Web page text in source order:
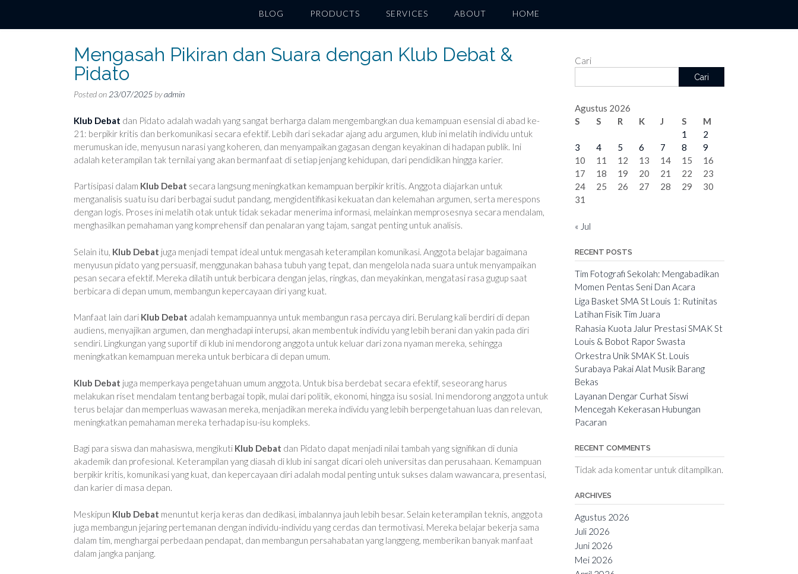
BLOG PRODUCTS SERVICES ABOUT HOME
Mengasah Pikiran dan Suara dengan Klub Debat &
Pidato
Posted on 23/07/2025 byadmin
Klub Debat dan Pidato adalah wadah yang sangat berharga dalam mengembangkan dua kemampuan esensial di abad ke-
21: berpikir kritis dan berkomunikasi secara efektif. Lebih dari sekadar ajang adu argumen, klub ini melatih individu untuk
merumuskan ide, menyusun narasi yang koheren, dan menyampaikan gagasan dengan keyakinan di hadapan publik. Ini
adalah keterampilan tak ternilai yang akan bermanfaat di setiap jenjang kehidupan, dari pendidikan hingga karier.
Partisipasi dalam Klub Debat secara langsung meningkatkan kemampuan berpikir kritis. Anggota diajarkan untuk
menganalisis suatu isu dari berbagai sudut pandang, mengidentifikasi kekuatan dan kelemahan argumen, serta merespons
dengan logis. Proses ini melatih otak untuk tidak sekadar menerima informasi, melainkan memprosesnya secara mendalam,
menghasilkan pemahaman yang komprehensif dan penalaran yang tajam, sangat penting untuk analisis.
Selain itu, Klub Debat juga menjadi tempat ideal untuk mengasah keterampilan komunikasi. Anggota belajar bagaimana
menyusun pidato yang persuasif, menggunakan bahasa tubuh yang tepat, dan mengelola nada suara untuk menyampaikan
pesan secara efektif. Mereka dilatih untuk berbicara dengan jelas, ringkas, dan meyakinkan, mengatasi rasa gugup saat
berbicara di depan umum, membangun kepercayaan diri yang kuat.
Manfaat lain dari Klub Debat adalah kemampuannya untuk membangun rasa percaya diri. Berulang kali berdiri di depan
audiens, menyajikan argumen, dan menghadapi interupsi, akan membentuk individu yang lebih berani dan yakin pada diri
sendiri. Lingkungan yang suportif di klub ini mendorong anggota untuk keluar dari zona nyaman mereka, sehingga
meningkatkan kemampuan mereka untuk berbicara di depan umum.
Klub Debat juga memperkaya pengetahuan umum anggota. Untuk bisa berdebat secara efektif, seseorang harus
melakukan riset mendalam tentang berbagai topik, mulai dari politik, ekonomi, hingga isu sosial. Ini mendorong anggota untuk
terus belajar dan memperluas wawasan mereka, menjadikan mereka individu yang lebih berpengetahuan luas dan relevan,
meningkatkan pemahaman mereka terhadap isu-isu kompleks.
Bagi para siswa dan mahasiswa, mengikuti Klub Debat dan Pidato dapat menjadi nilai tambah yang signifikan di dunia
akademik dan profesional. Keterampilan yang diasah di klub ini sangat dicari oleh universitas dan perusahaan. Kemampuan
berpikir kritis, komunikasi yang kuat, dan kepercayaan diri adalah modal penting untuk sukses dalam wawancara, presentasi,
dan karier di masa depan.
Meskipun Klub Debat menuntut kerja keras dan dedikasi, imbalannya jauh lebih besar. Selain keterampilan teknis, anggota
juga membangun jejaring pertemanan dengan individu-individu yang cerdas dan termotivasi. Mereka belajar bekerja sama
dalam tim, menghargai perbedaan pendapat, dan membangun persahabatan yang langgeng, memberikan banyak manfaat
dalam jangka panjang.
Cari
Cari
Agustus 2026
S
S R K J S
M
1
2
3
4 5 6 7 8
9
10
11 12 13 14 15
16
17
18 19 20 21 22
23
24
25 26 27 28 29
30
31
« Jul
RECENT POSTS
Tim Fotografi Sekolah: Mengabadikan
Momen Pentas Seni Dan Acara
Liga Basket SMA St Louis 1: Rutinitas
Latihan Fisik Tim Juara
Rahasia Kuota Jalur Prestasi SMAK St
Louis & Bobot Rapor Swasta
Orkestra Unik SMAK St. Louis
Surabaya Pakai Alat Musik Barang
Bekas
Layanan Dengar Curhat Siswi
Mencegah Kekerasan Hubungan
Pacaran
RECENT COMMENTS
Tidak ada komentar untuk ditampilkan.
ARCHIVES
Agustus 2026
Juli 2026
Juni 2026
Mei 2026